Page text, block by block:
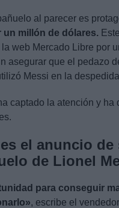
al parecer es
un millón de dólares.
web Mercado Libre por
asegurar que el pedazo
Messi en la despedida
captado la atención y ha
el anuncio de
de Lionel
para conseguir
, escribe el